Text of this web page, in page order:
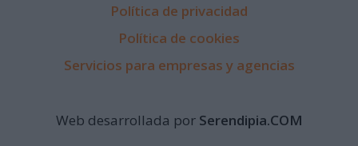
Política de privacidad
Política de cookies
Servicios para empresas y agencias
Web desarrollada por Serendipia.COM